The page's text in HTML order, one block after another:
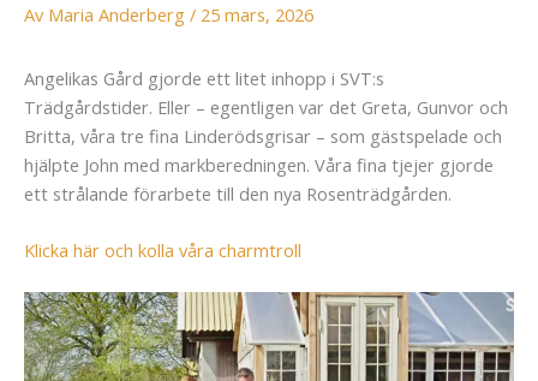
Av Maria Anderberg / 25 mars, 2026
Angelikas Gård gjorde ett litet inhopp i SVT:s
Trädgårdstider. Eller – egentligen var det Greta, Gunvor och
Britta, våra tre fina Linderödsgrisar – som gästspelade och
hjälpte John med markberedningen. Våra fina tjejer gjorde
ett strålande förarbete till den nya Rosenträdgården.
Klicka här och kolla våra charmtroll